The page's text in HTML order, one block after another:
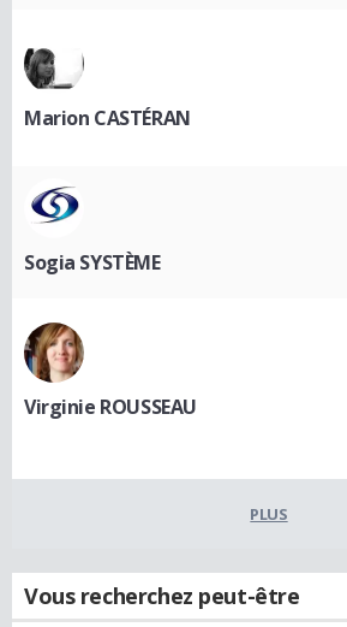
Marion CASTÉRAN
Sogia SYSTÈME
Virginie ROUSSEAU
PLUS
Vous recherchez peut-être